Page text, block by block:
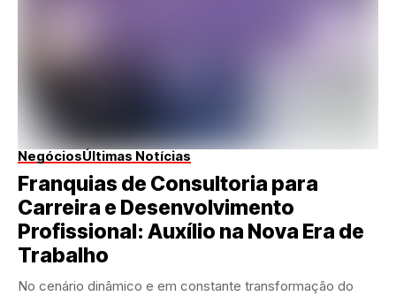
NegóciosÚltimas Notícias
Franquias de Consultoria para
Carreira e Desenvolvimento
Profissional: Auxílio na Nova Era de
Trabalho
No cenário dinâmico e em constante transformação do